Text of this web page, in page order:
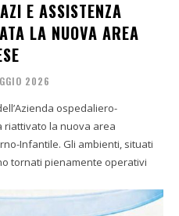
E ASSISTENZA
LA NUOVA AREA
2026
ospedaliero-
riattivato la nuova area
Infantile. Gli ambienti, situati
tornati pienamente operativi